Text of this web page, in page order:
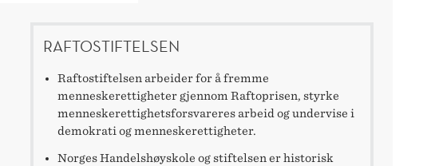
RAFTOSTIFTELSEN
Raftostiftelsen arbeider for å fremme
menneskerettigheter gjennom Raftoprisen, styrke
menneskerettighetsforsvareres arbeid og undervise i
demokrati og menneskerettigheter.
Norges Handelshøyskole og stiftelsen er historisk